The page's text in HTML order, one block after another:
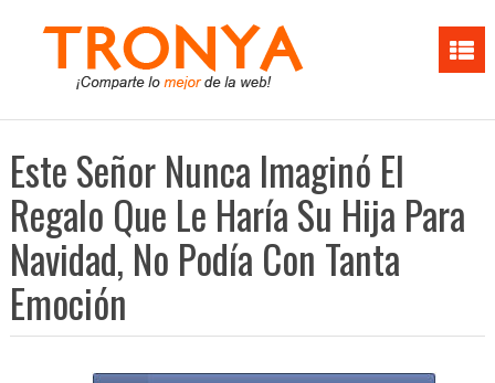
Este Señor Nunca Imaginó El
Regalo Que Le Haría Su Hija Para
Navidad, No Podía Con Tanta
Emoción